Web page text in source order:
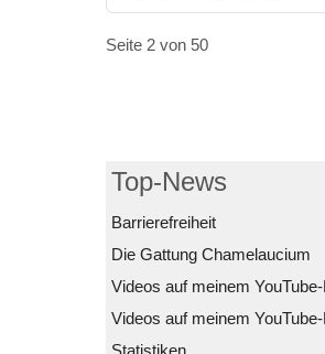
Seite 2 von 50
Top-News
Barrierefreiheit
Die Gattung Chamelaucium
Videos auf meinem
Videos auf meinem